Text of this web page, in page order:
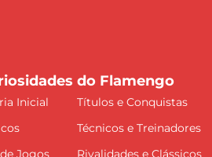
do Flamengo
Inicial
Títulos e Conquistas
Técnicos e Treinadores
Jogos
Rivalidades e Clássicos